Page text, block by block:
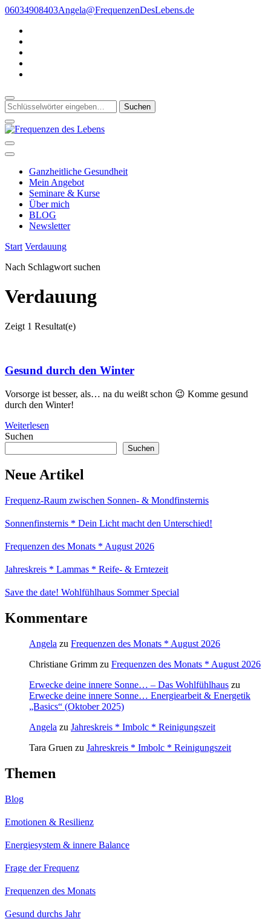
Zum
springen
06034908403Angela@FrequenzenDesLebens.de
Suchst
du
nach
etwas?
Frequenzen des Lebens
Ganzheitliche Gesundheit
Mein Angebot
Seminare & Kurse
Über mich
BLOG
Newsletter
Start Verdauung
Nach Schlagwort suchen
Verdauung
Zeigt 1 Resultat(e)
Gesund durch den Winter
Vorsorge ist besser, als… na du weißt schon 😉 Komme gesund
durch den Winter!
Weiterlesen
Suchen
Suchen
Neue Artikel
Frequenz-Raum zwischen Sonnen- & Mondfinsternis
Sonnenfinsternis * Dein Licht macht den Unterschied!
Frequenzen des Monats * August 2026
Jahreskreis * Lammas * Reife- & Erntezeit
Save the date! Wohlfühlhaus Sommer Special
Kommentare
Angela zu Frequenzen des Monats * August 2026
Christiane Grimm zu Frequenzen des Monats * August 2026
Erwecke deine innere Sonne… – Das Wohlfühlhaus zu
Erwecke deine innere Sonne… Energiearbeit & Energetik
„Basics“ (Oktober 2025)
Angela zu Jahreskreis * Imbolc * Reinigungszeit
Tara Gruen zu Jahreskreis * Imbolc * Reinigungszeit
Themen
Blog
Emotionen & Resilienz
Energiesystem & innere Balance
Frage der Frequenz
Frequenzen des Monats
Gesund durchs Jahr